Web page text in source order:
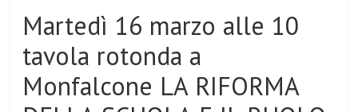
Martedì 16 marzo alle 10
tavola rotonda a
Monfalcone LA RIFORMA